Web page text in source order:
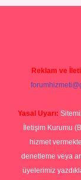
Reklam ve
Yasal Uyarı:
İletişim Kurumu
hizmet
denetleme veya
üyelerimiz